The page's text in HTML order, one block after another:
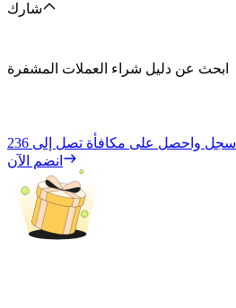
شارك
ابحث عن دليل شراء العملات المشفرة
سجل واحصل على مكافأة تصل إلى
انضم الآن